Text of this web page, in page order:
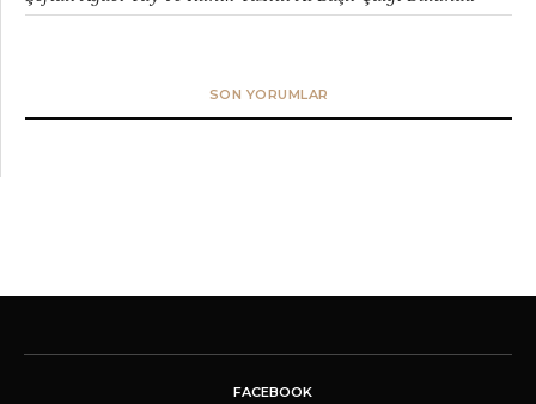
SON YORUMLAR
FACEBOOK